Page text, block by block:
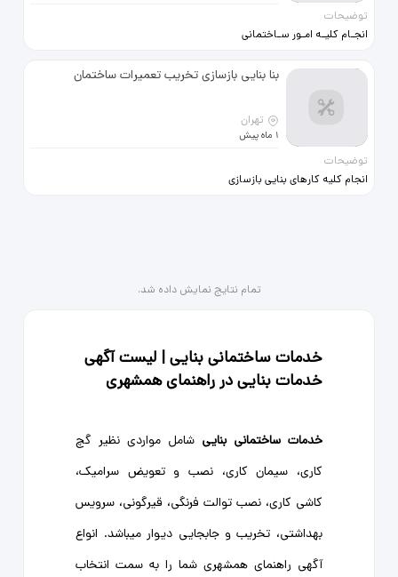
توضیحات
انجـام کلیـه امـور سـاختمانی
کاشی،سرامیک،تاسیسات،کناف بابکبنا بنایی بازسازی تخریب تعمیرات ساختمان
تهران
1 ماه پیش
توضیحات
انجام کلیه کارهای بنایی بازسازی
تمام نتایج نمایش داده شد.
خدمات ساختمانی بنایی | لیست آگهی
خدمات بنایی در راهنمای همشهری
خدمات ساختمانی بنایی شامل مواردی نظیر گچ
کاری، سیمان کاری، نصب و تعویض سرامیک،
کاشی کاری، نصب توالت فرنگی، قیرگونی، سرویس
بهداشتی، تخریب و جابجایی دیوار میباشد. انواع
آگهی راهنمای همشهری شما را به سمت انتخاب